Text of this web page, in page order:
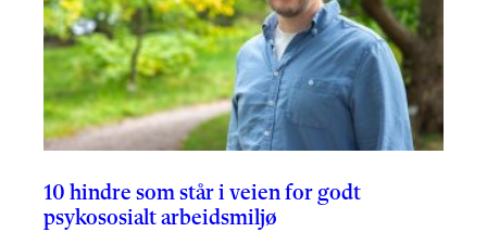
10 hindre som står i veien for godt
psykososialt arbeidsmiljø